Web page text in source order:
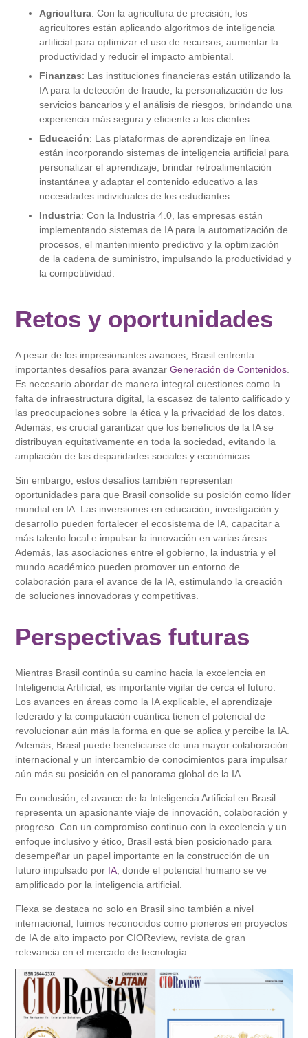
Agricultura: Con la agricultura de precisión, los
agricultores están aplicando algoritmos de inteligencia
artificial para optimizar el uso de recursos, aumentar la
productividad y reducir el impacto ambiental.
Finanzas: Las instituciones financieras están utilizando la
IA para la detección de fraude, la personalización de los
servicios bancarios y el análisis de riesgos, brindando una
experiencia más segura y eficiente a los clientes.
Educación: Las plataformas de aprendizaje en línea
están incorporando sistemas de inteligencia artificial para
personalizar el aprendizaje, brindar retroalimentación
instantánea y adaptar el contenido educativo a las
necesidades individuales de los estudiantes.
Industria: Con la Industria 4.0, las empresas están
implementando sistemas de IA para la automatización de
procesos, el mantenimiento predictivo y la optimización
de la cadena de suministro, impulsando la productividad y
la competitividad.
Retos y oportunidades
A pesar de los impresionantes avances, Brasil enfrenta
importantes desafíos para avanzar Generación de Contenidos
Es necesario abordar de manera integral cuestiones como la
falta de infraestructura digital, la escasez de talento calificado y
las preocupaciones sobre la ética y la privacidad de los datos.
Además, es crucial garantizar que los beneficios de la IA se
distribuyan equitativamente en toda la sociedad, evitando la
ampliación de las disparidades sociales y económicas.
Sin embargo, estos desafíos también representan
oportunidades para que Brasil consolide su posición como líder
mundial en IA. Las inversiones en educación, investigación y
desarrollo pueden fortalecer el ecosistema de IA, capacitar a
más talento local e impulsar la innovación en varias áreas.
Además, las asociaciones entre el gobierno, la industria y el
mundo académico pueden promover un entorno de
colaboración para el avance de la IA, estimulando la creación
de soluciones innovadoras y competitivas.
Perspectivas futuras
Mientras Brasil continúa su camino hacia la excelencia en
Inteligencia Artificial, es importante vigilar de cerca el futuro.
Los avances en áreas como la IA explicable, el aprendizaje
federado y la computación cuántica tienen el potencial de
revolucionar aún más la forma en que se aplica y percibe la IA.
Además, Brasil puede beneficiarse de una mayor colaboración
internacional y un intercambio de conocimientos para impulsar
aún más su posición en el panorama global de la IA.
En conclusión, el avance de la Inteligencia Artificial en Brasil
representa un apasionante viaje de innovación, colaboración y
progreso. Con un compromiso continuo con la excelencia y un
enfoque inclusivo y ético, Brasil está bien posicionado para
desempeñar un papel importante en la construcción de un
futuro impulsado por IA , donde el potencial humano se ve
amplificado por la inteligencia artificial.
Flexa se destaca no solo en Brasil sino también a nivel
internacional; fuimos reconocidos como pioneros en proyectos
de IA de alto impacto por CIOReview, revista de gran
relevancia en el mercado de tecnología.